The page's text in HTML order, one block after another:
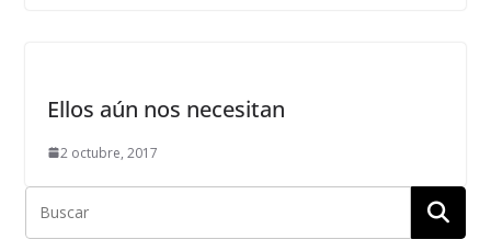
Ellos aún nos necesitan
2 octubre, 2017